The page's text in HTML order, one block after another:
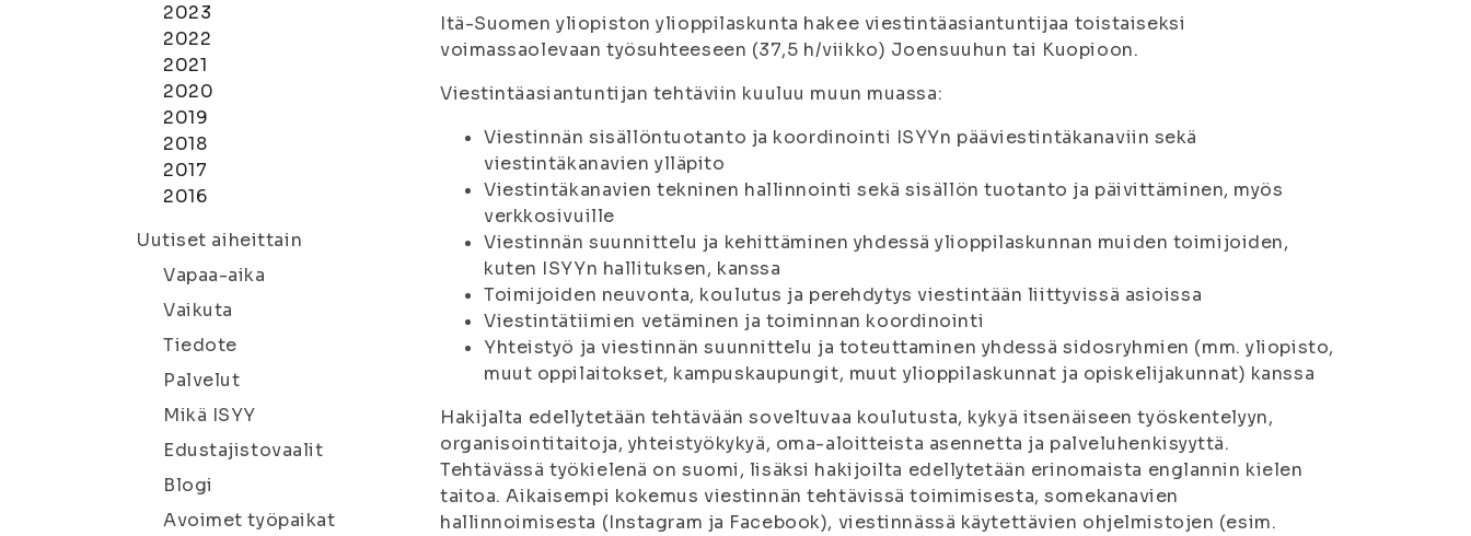
2023
2022
2021
2020
2019
2018
2017
2016
Uutiset aiheittain
Vapaa-aika
Vaikuta
Tiedote
Palvelut
Mikä ISYY
Edustajistovaalit
Blogi
Avoimet työpaikat
Itä-Suomen yliopiston ylioppilaskunta hakee viestintäasiantuntijaa toistaiseksi
voimassaolevaan työsuhteeseen (37,5 h/viikko) Joensuuhun tai Kuopioon.
Viestintäasiantuntijan tehtäviin kuuluu muun muassa:
Viestinnän sisällöntuotanto ja koordinointi ISYYn pääviestintäkanaviin sekä
viestintäkanavien ylläpito
Viestintäkanavien tekninen hallinnointi sekä sisällön tuotanto ja päivittäminen, myös
verkkosivuille
Viestinnän suunnittelu ja kehittäminen yhdessä ylioppilaskunnan muiden toimijoiden,
kuten ISYYn hallituksen, kanssa
Toimijoiden neuvonta, koulutus ja perehdytys viestintään liittyvissä asioissa
Viestintätiimien vetäminen ja toiminnan koordinointi
Yhteistyö ja viestinnän suunnittelu ja toteuttaminen yhdessä sidosryhmien (mm. yliopisto,
muut oppilaitokset, kampuskaupungit, muut ylioppilaskunnat ja opiskelijakunnat) kanssa
Hakijalta edellytetään tehtävään soveltuvaa koulutusta, kykyä itsenäiseen työskentelyyn,
organisointitaitoja, yhteistyökykyä, oma-aloitteista asennetta ja palveluhenkisyyttä.
Tehtävässä työkielenä on suomi, lisäksi hakijoilta edellytetään erinomaista englannin kielen
taitoa. Aikaisempi kokemus viestinnän tehtävissä toimimisesta, somekanavien
hallinnoimisesta (Instagram ja Facebook), viestinnässä käytettävien ohjelmistojen (esim.